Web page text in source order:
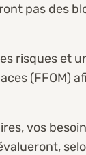
pas des
risques et
(FFOM)
vos